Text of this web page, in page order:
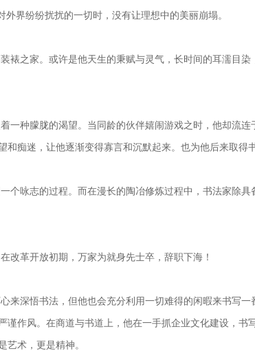
界纷纷扰扰的一切时，没有让理想中的美丽崩塌。
裱之家。或许是他天生的秉赋与灵气，长时间的耳濡目
一种朦胧的渴望。当同龄的伙伴嬉闹游戏之时，他却流
和痴迷，让他逐渐变得寡言和沉默起来。也为他后来取得
个咏志的过程。而在漫长的陶冶修炼过程中，书法家除
改革开放初期，万家为就身先士卒，辞职下海！
来深悟书法，但他也会充分利用一切难得的闲暇来书写
谨作风。在商道与书道上，他在一手抓企业文化建设，书
艺术，更是精神。